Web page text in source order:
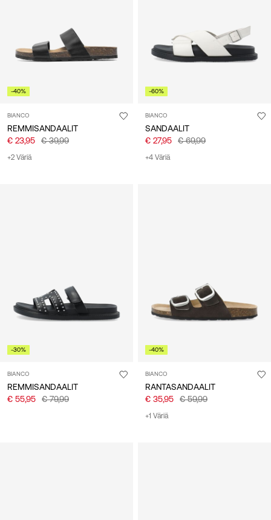
-40%
BIANCO
REMMISANDAALIT
€ 23,95
€ 39,99
+2 Väriä
-60%
BIANCO
SANDAALIT
€ 27,95
€ 69,99
+4 Väriä
-30%
BIANCO
REMMISANDAALIT
€ 55,95
€ 79,99
-40%
BIANCO
RANTASANDAALIT
€ 35,95
€ 59,99
+1 Väriä